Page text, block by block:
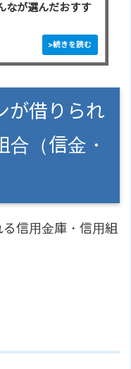
が選んだおすす
が借りられ
合（信金・
信用金庫・信用組